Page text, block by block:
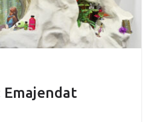
Emajendat